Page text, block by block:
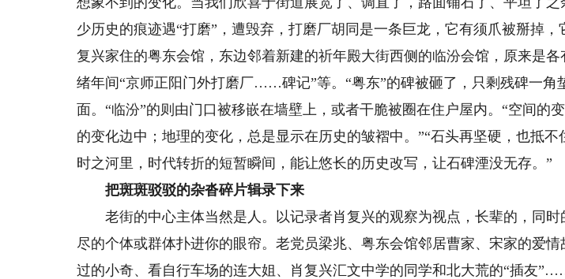
少历史的痕迹遇“打磨”，遭毁弃，打磨厂胡同是一条巨龙，它有须爪被掰掉，
复兴家住的粤东会馆，东边邻着新建的祈年殿大街西侧的临汾会馆，原来是
绪年间“京师正阳门外打磨厂……碑记”等。“粤东”的碑被砸了，只剩残碑一角
面。“临汾”的则由门口被移嵌在墙壁上，或者干脆被圈在住户屋内。“空间的
的变化边中；地理的变化，总是显示在历史的皱褶中。”“石头再坚硬，也抵不
时之河里，时代转折的短暂瞬间，能让悠长的历史改写，让石碑湮没无存。”
把斑斑驳驳的杂沓碎片辑录下来
老街的中心主体当然是人。以记录者肖复兴的观察为视点，长辈的，同
尽的个体或群体扑进你的眼帘。老党员梁兆、粤东会馆邻居曹家、宋家的爱
过的小奇、看自行车场的连大姐、肖复兴汇文中学的同学和北大荒的“插友